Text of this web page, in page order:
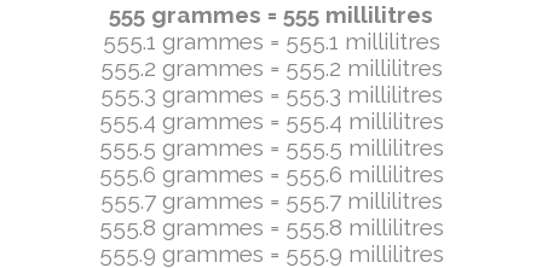
555 grammes = 555 millilitres
555.1 grammes = 555.1 millilitres
555.2 grammes = 555.2 millilitres
555.3 grammes = 555.3 millilitres
555.4 grammes = 555.4 millilitres
555.5 grammes = 555.5 millilitres
555.6 grammes = 555.6 millilitres
555.7 grammes = 555.7 millilitres
555.8 grammes = 555.8 millilitres
555.9 grammes = 555.9 millilitres